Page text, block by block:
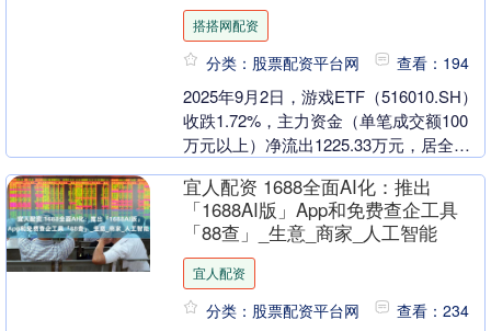
搭搭网配资
分类：股票配资平台网 查看：194
2025年9月2日，游戏ETF（516010.SH）
收跌1.72%，主力资金（单笔成交额100
万元以上）净流出1225.33万元，居全市
宜人配资 1688全面AI化：推出
「1688AI版」App和免费查企工具
「88查」_生意_商家_人工智能
宜人配资
分类：股票配资平台网 查看：234